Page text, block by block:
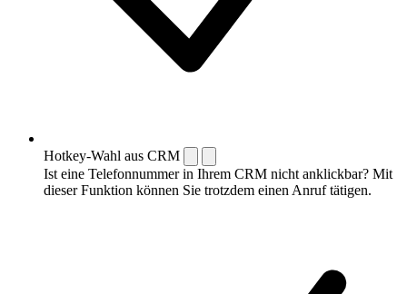
Hotkey-Wahl aus CRM
Ist eine Telefonnummer in Ihrem CRM nicht anklickbar? Mit
dieser Funktion können Sie trotzdem einen Anruf tätigen.